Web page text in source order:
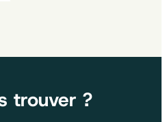
trouver ?